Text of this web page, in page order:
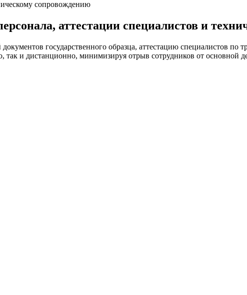
аттестации специалистов и
государственного образца, аттестацию специалистов по
и дистанционно, минимизируя отрыв сотрудников от основной